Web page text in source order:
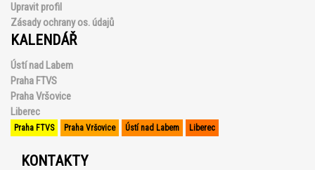
Upravit profil
Zásady ochrany os. údajů
KALENDÁŘ
Ústí nad Labem
Praha FTVS
Praha Vršovice
Liberec
Praha FTVS Praha Vršovice Ústí nad Labem Liberec
KONTAKTY